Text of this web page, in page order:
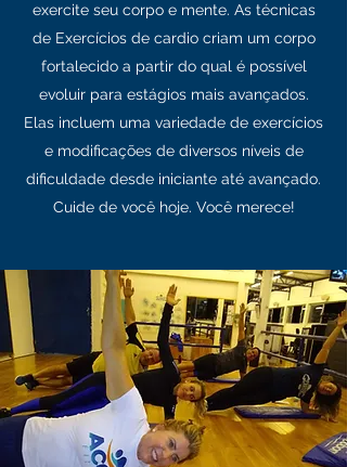
exercite seu corpo e mente. As técnicas
de Exercícios de cardio criam um corpo
fortalecido a partir do qual é possível
evoluir para estágios mais avançados.
Elas incluem uma variedade de exercícios
e modificações de diversos níveis de
dificuldade desde iniciante até avançado.
Cuide de você hoje. Você merece!